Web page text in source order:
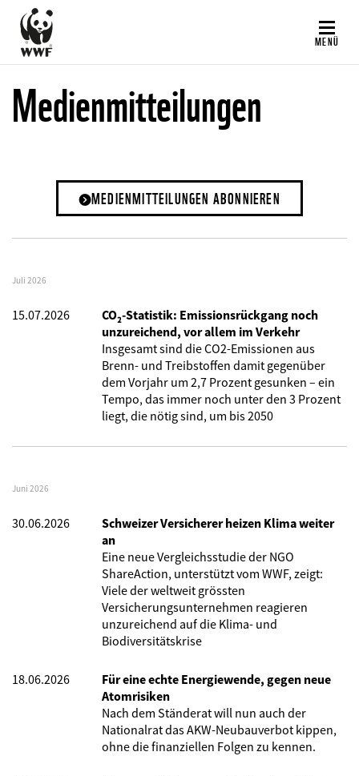
Direkt
zum
Inhalt
MENÜ
Medienmitteilungen
MEDIENMITTEILUNGEN ABONNIEREN
Juli 2026
15.07.2026
CO₂-Statistik: Emissionsrückgang noch
unzureichend, vor allem im Verkehr
Insgesamt sind die CO2-Emissionen aus
Brenn- und Treibstoffen damit gegenüber
dem Vorjahr um 2,7 Prozent gesunken – ein
Tempo, das immer noch unter den 3 Prozent
liegt, die nötig sind, um bis 2050
Juni 2026
30.06.2026
Schweizer Versicherer heizen Klima weiter
an
Eine neue Vergleichsstudie der NGO
ShareAction, unterstützt vom WWF, zeigt:
Viele der weltweit grössten
Versicherungsunternehmen reagieren
unzureichend auf die Klima- und
Biodiversitätskrise
18.06.2026
Für eine echte Energiewende, gegen neue
Atomrisiken
Nach dem Ständerat will nun auch der
Nationalrat das AKW-Neubauverbot kippen,
ohne die finanziellen Folgen zu kennen.